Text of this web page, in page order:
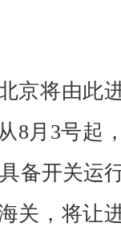
京将由此
8月3号起
备开关运
关，将让